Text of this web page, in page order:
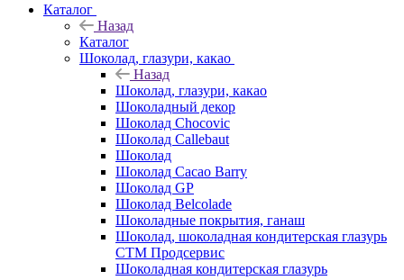
Каталог
Назад
Каталог
Шоколад, глазури, какао
Назад
Шоколад, глазури, какао
Шоколадный декор
Шоколад Chocovic
Шоколад Callebaut
Шоколад
Шоколад Cacao Barry
Шоколад GP
Шоколад Belcolade
Шоколадные покрытия, ганаш
Шоколад, шоколадная кондитерская глазурь
СТМ Продсервис
Шоколадная кондитерская глазурь